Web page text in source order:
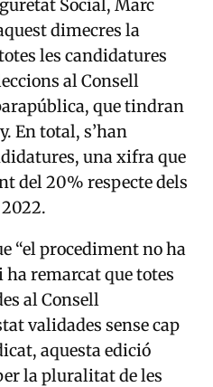
Social, Marc
dimecres la
les candidatures
al Consell
que tindran
En total, s’han
una xifra que
del 20% respecte dels
“el procediment no ha
remarcat que totes
al Consell
validades sense cap
aquesta edició
la pluralitat de les